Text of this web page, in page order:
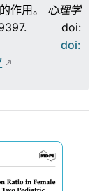
作用。 心理学
doi:
doi: